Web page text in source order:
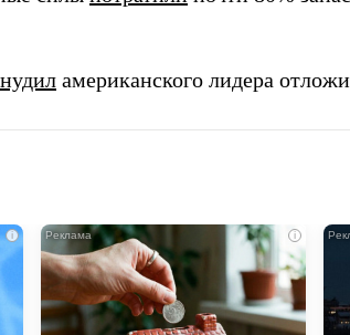
американского лидера
i i